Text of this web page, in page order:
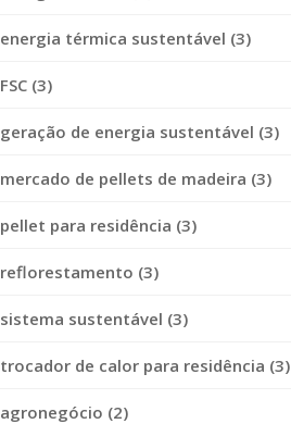
energia térmica sustentável (3)
FSC (3)
geração de energia sustentável (3)
mercado de pellets de madeira (3)
pellet para residência (3)
reflorestamento (3)
sistema sustentável (3)
trocador de calor para residência (3)
agronegócio (2)